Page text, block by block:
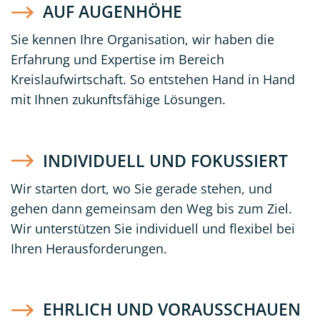
AUF AUGENHÖHE
Sie kennen Ihre Organisation, wir haben die
Erfahrung und Expertise im Bereich
Kreislaufwirtschaft. So entstehen Hand in Hand
mit Ihnen zukunftsfähige Lösungen.
INDIVIDUELL UND FOKUSSIERT
Wir starten dort, wo Sie gerade stehen, und
gehen dann gemeinsam den Weg bis zum Ziel.
Wir unterstützen Sie individuell und flexibel bei
Ihren Herausforderungen.
EHRLICH UND VORAUSSCHAUEN